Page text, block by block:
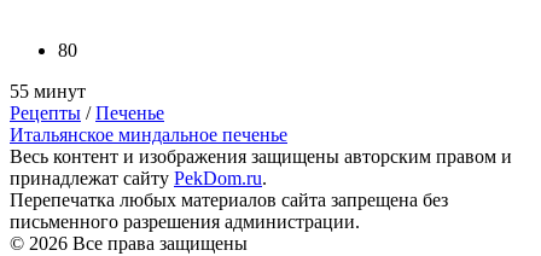
80
55 минут
Рецепты /Печенье
Итальянское миндальное печенье
Весь контент и изображения защищены авторским правом и
принадлежат сайту PekDom.ru.
Перепечатка любых материалов сайта запрещена без
письменного разрешения администрации.
© 2026 Все права защищены